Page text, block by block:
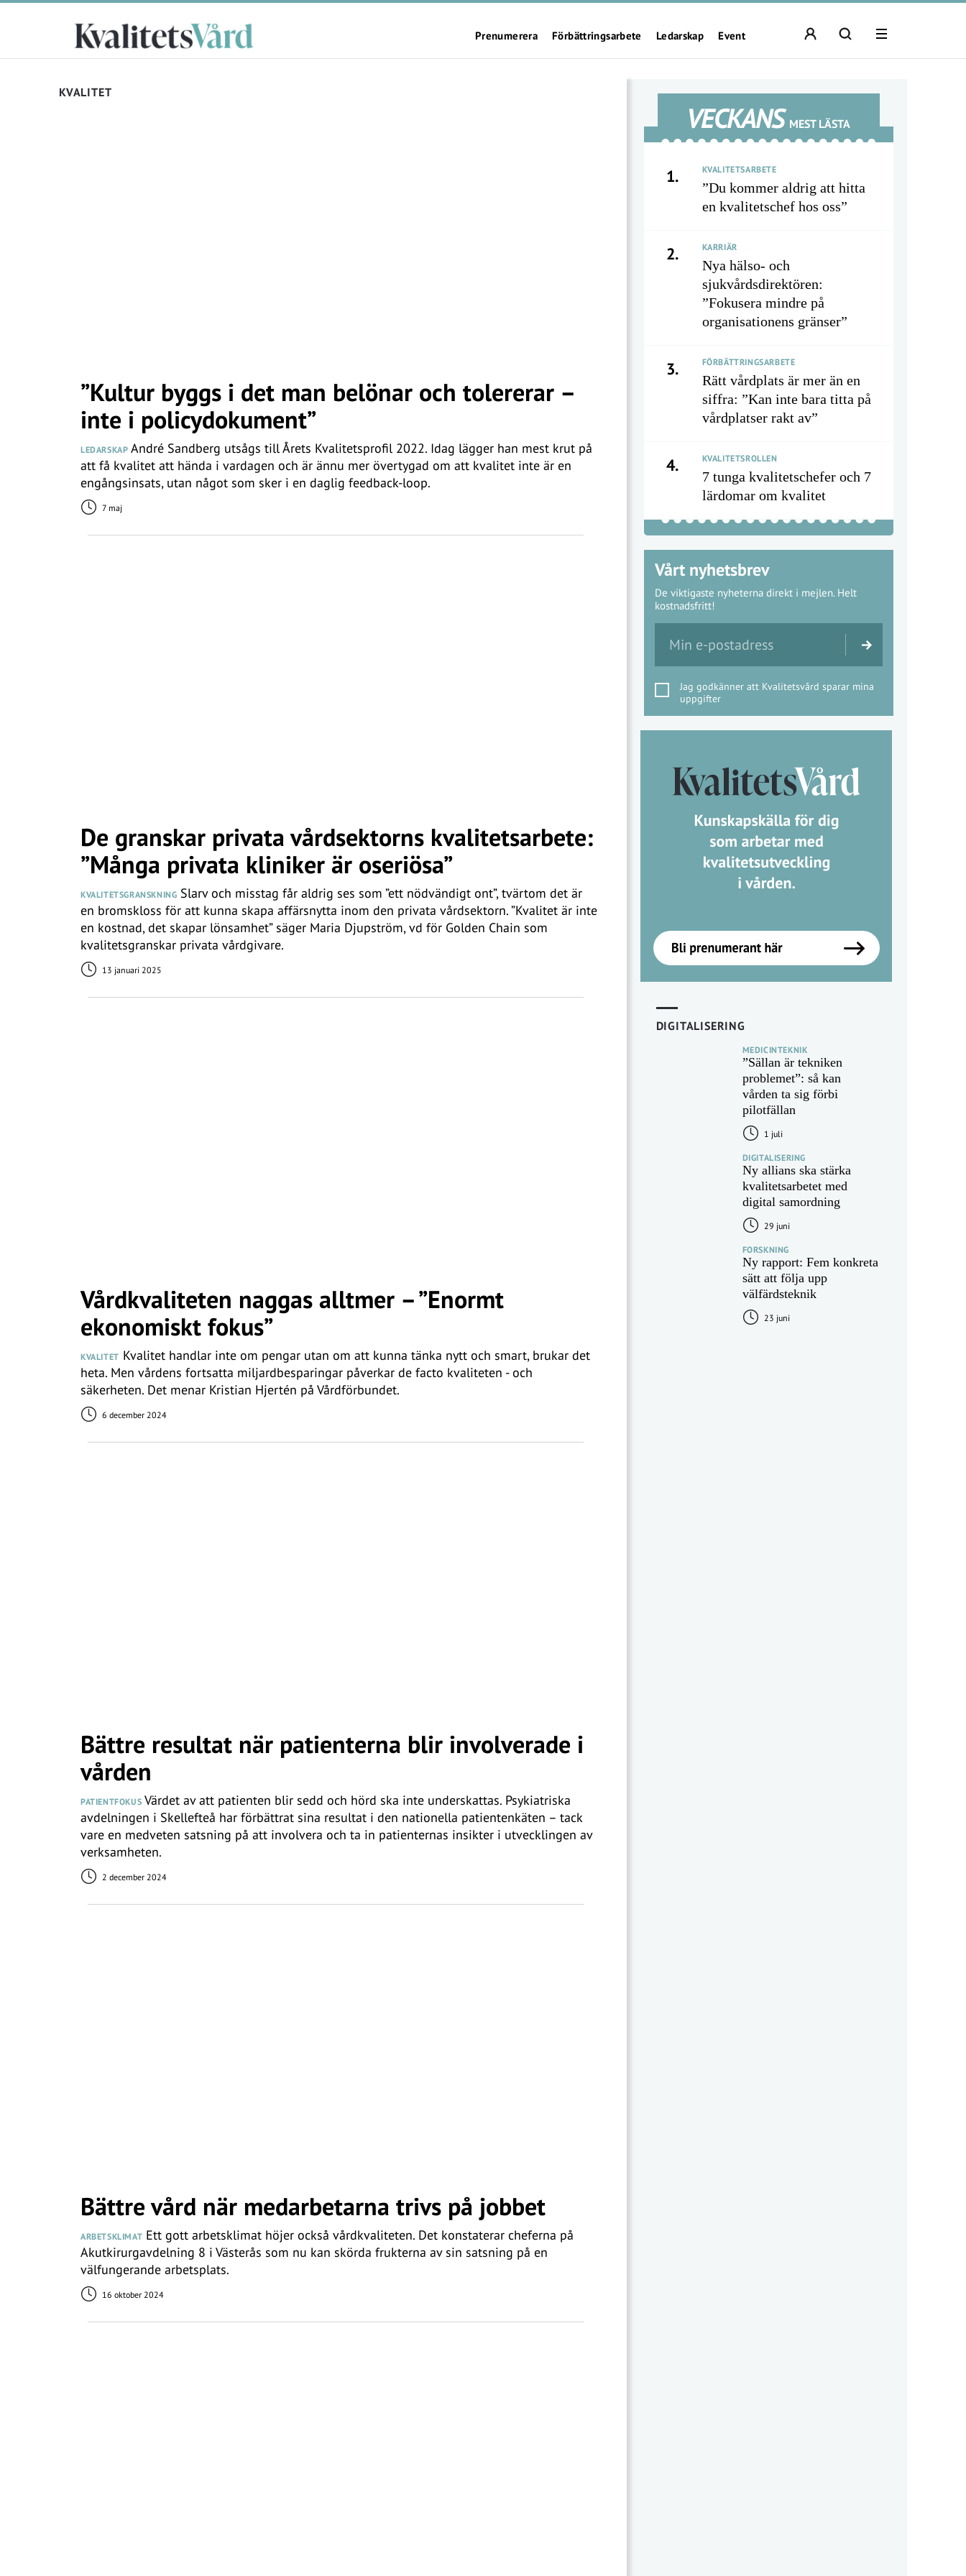
Prenumerera Förbättringsarbete Ledarskap Event
KVALITET
”Kultur byggs i det man belönar och tolererar –
inte i policydokument”
LEDARSKAP André Sandberg utsågs till Årets Kvalitetsprofil 2022. Idag lägger han mest krut på
att få kvalitet att hända i vardagen och är ännu mer övertygad om att kvalitet inte är en
engångsinsats, utan något som sker i en daglig feedback-loop.
7 maj
De granskar privata vårdsektorns kvalitetsarbete:
”Många privata kliniker är oseriösa”
KVALITETSGRANSKNING Slarv och misstag får aldrig ses som ”ett nödvändigt ont”, tvärtom det är
en bromskloss för att kunna skapa affärsnytta inom den privata vårdsektorn. ”Kvalitet är inte
en kostnad, det skapar lönsamhet” säger Maria Djupström, vd för Golden Chain som
kvalitetsgranskar privata vårdgivare.
13 januari 2025
Vårdkvaliteten naggas alltmer – ”Enormt
ekonomiskt fokus”
KVALITET Kvalitet handlar inte om pengar utan om att kunna tänka nytt och smart, brukar det
heta. Men vårdens fortsatta miljardbesparingar påverkar de facto kvaliteten - och
säkerheten. Det menar Kristian Hjertén på Vårdförbundet.
6 december 2024
Bättre resultat när patienterna blir involverade i
vården
PATIENTFOKUS Värdet av att patienten blir sedd och hörd ska inte underskattas. Psykiatriska
avdelningen i Skellefteå har förbättrat sina resultat i den nationella patientenkäten – tack
vare en medveten satsning på att involvera och ta in patienternas insikter i utvecklingen av
verksamheten.
2 december 2024
Bättre vård när medarbetarna trivs på jobbet
ARBETSKLIMAT Ett gott arbetsklimat höjer också vårdkvaliteten. Det konstaterar cheferna på
Akutkirurgavdelning 8 i Västerås som nu kan skörda frukterna av sin satsning på en
välfungerande arbetsplats.
16 oktober 2024
VECKANS MEST LÄSTA
1. KVALITETSARBETE
”Du kommer aldrig att hitta
en kvalitetschef hos oss”
2. KARRIÄR
Nya hälso- och
sjukvårdsdirektören:
”Fokusera mindre på
organisationens gränser”
3. FÖRBÄTTRINGSARBETE
Rätt vårdplats är mer än en
siffra: ”Kan inte bara titta på
vårdplatser rakt av”
4. KVALITETSROLLEN
7 tunga kvalitetschefer och 7
lärdomar om kvalitet
Vårt nyhetsbrev
De viktigaste nyheterna direkt i mejlen. Helt
kostnadsfritt!
Jag godkänner att Kvalitetsvård sparar mina
uppgifter
DIGITALISERING
MEDICINTEKNIK
”Sällan är tekniken
problemet”: så kan
vården ta sig förbi
pilotfällan
1 juli
DIGITALISERING
Ny allians ska stärka
kvalitetsarbetet med
digital samordning
29 juni
FORSKNING
Ny rapport: Fem konkreta
sätt att följa upp
välfärdsteknik
23 juni